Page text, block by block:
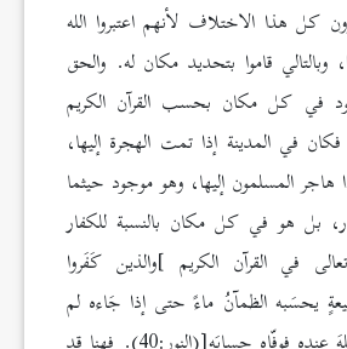
كل هذا الاختلاف لأنهم اعتبروا الله
وبالتالي قاموا بتحديد مكان له. والحق
في كل مكان بحسب القرآن الكريم
في المدينة إذا تمت الهجرة إليها،
المسلمون إليها، وهو موجود حيثما
بل هو في كل مكان بالنسبة للكفار
في القرآن الكريم ]والذين كَفَروا
يحسَبه الظمآنُ ماءً حتى إذا جَاءه لم